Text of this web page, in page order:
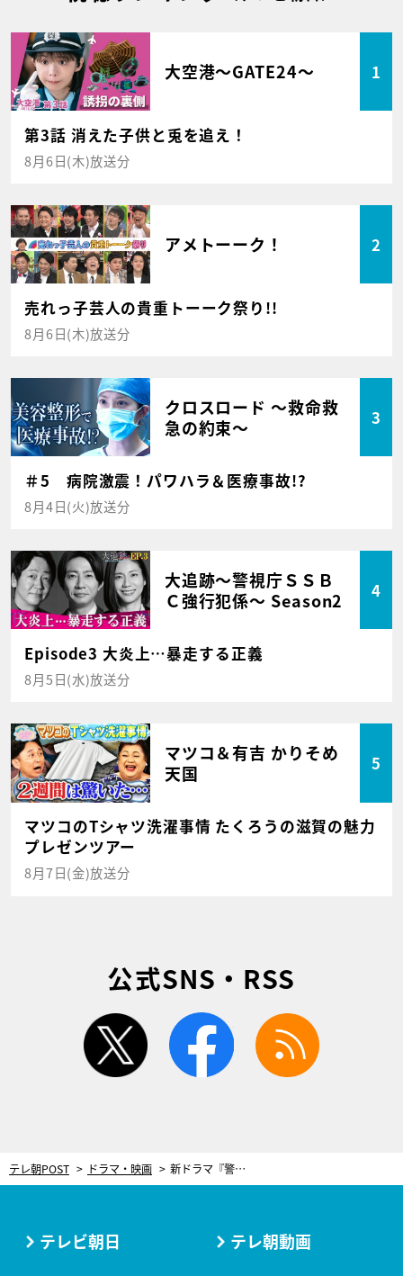
大空港～GATE24～ 1
第3話 消えた子供と兎を追え！
8月6日(木)放送分
アメトーーク！ 2
売れっ子芸人の貴重トーーク祭り!!
8月6日(木)放送分
クロスロード ～救命救
急の約束～
3
＃5 病院激震！パワハラ＆医療事故!?
8月4日(火)放送分
大追跡～警視庁ＳＳＢ
Ｃ強行犯係～ Season2
4
Episode3 大炎上…暴走する正義
8月5日(水)放送分
マツコ＆有吉 かりそめ
天国
5
マツコのTシャツ洗濯事情 たくろうの滋賀の魅力
プレゼンツアー
8月7日(金)放送分
公式SNS・RSS
twitter facebook
テレ朝POST ドラマ・映画 新ドラマ『警視庁アウトサイダー』に豪華追加キャスト！柳葉敏郎、石田ひかり、優香ら集結
テレビ朝日 テレ朝動画